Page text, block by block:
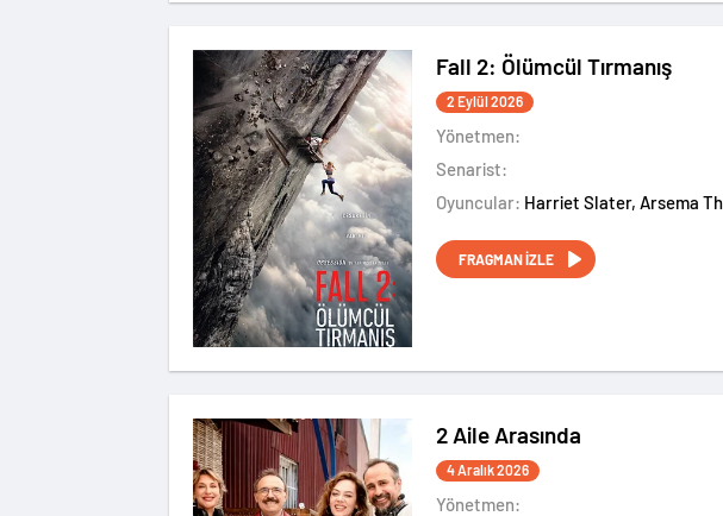
Fall 2: Ölümcül Tırmanış
2 Eylül 2026
Yönetmen:
Senarist:
Oyuncular:
FRAGMAN İZLE
2 Aile Arasında
4 Aralık 2026
Yönetmen: